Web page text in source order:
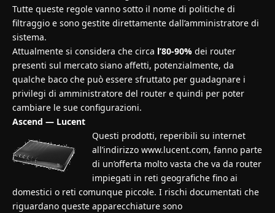
Tutte queste regole vanno sotto il nome di politiche di
filtraggio e sono gestite direttamente dall’amministratore di
sistema.
Attualmente si considera che circa l’80-90% dei router
presenti sul mercato siano affetti, potenzialmente, da
qualche baco che può essere sfruttato per guadagnare i
privilegi di amministratore del router e quindi per poter
cambiare le sue configurazioni.
Ascend — Lucent
Questi prodotti, reperibili su internet
all’indirizzo www.lucent.com, fanno parte
di un’offerta molto vasta che va da router
impiegati in reti geografiche fino ai
domestici o reti comunque piccole. I rischi documentati che
riguardano queste apparecchiature sono